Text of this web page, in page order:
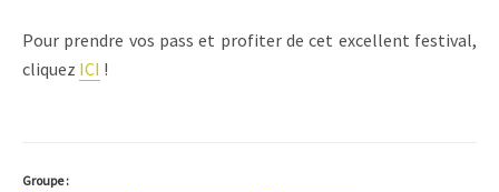
Pour prendre vos pass et profiter de cet excellent festival,
cliquez ICI !
Groupe :